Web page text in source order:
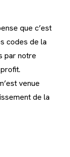
que c’est
codes de la
par notre
venue
de la